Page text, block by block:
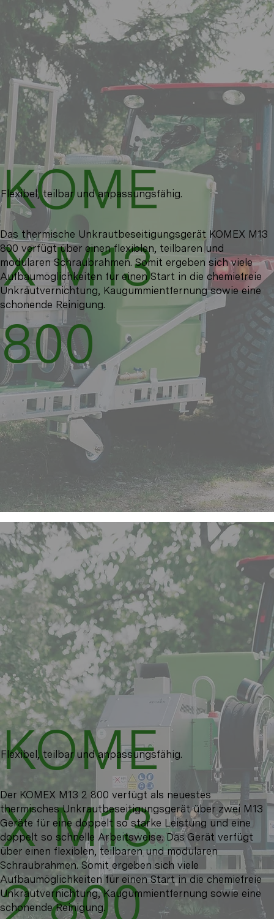
KOME
X M13
800
Flexibel, teilbar und anpassungsfähig.
Das thermische Unkrautbeseitigungsgerät KOMEX M13
800 verfügt über einen flexiblen, teilbaren und
modularen Schraubrahmen. Somit ergeben sich viele
Aufbaumöglichkeiten für einen Start in die chemiefreie
Unkrautvernichtung, Kaugummientfernung sowie eine
schonende Reinigung.
KOME
X M13
2 800
Flexibel, teilbar und anpassungsfähig.
Der KOMEX M13 2 800 verfügt als neuestes
thermisches Unkrautbeseitigungsgerät über zwei M13
Geräte für eine doppelt so starke Leistung und eine
doppelt so schnelle Arbeitsweise. Das Gerät verfügt
über einen flexiblen, teilbaren und modularen
Schraubrahmen. Somit ergeben sich viele
Aufbaumöglichkeiten für einen Start in die chemiefreie
Unkrautvernichtung, Kaugummientfernung sowie eine
schonende Reinigung.